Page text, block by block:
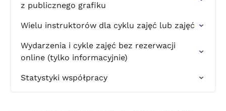
z publicznego grafiku
Wielu instruktorów dla cyklu zajęć lub zajęć
Wydarzenia i cykle zajęć bez rezerwacji
online (tylko informacyjnie)
Statystyki współpracy